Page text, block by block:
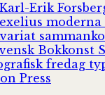
Karl-Erik
moderna
Bokkonst
fredag
Press